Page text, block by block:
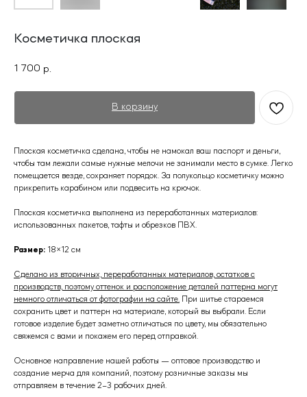
Косметичка плоская
1 700 р.
В корзину
Плоская косметичка сделана, чтобы не намокал ваш паспорт и деньги,
чтобы там лежали самые нужные мелочи не занимали место в сумке. Легко
помещается везде, сохраняет порядок. За полукольцо косметичку можно
прикрепить карабином или подвесить на крючок.
Плоская косметичка выполнена из переработанных материалов:
использованных пакетов, тафты и обрезков ПВХ.
Размер: 18×12 см
Сделано из вторичных, переработанных материалов, остатков с
производств, поэтому оттенок и расположение деталей паттерна могут
немного отличаться от фотографии на сайте. При шитье стараемся
сохранить цвет и паттерн на материале, который вы выбрали. Если
готовое изделие будет заметно отличаться по цвету, мы обязательно
свяжемся с вами и покажем его перед отправкой.
Основное направление нашей работы — оптовое производство и
создание мерча для компаний, поэтому розничные заказы мы
отправляем в течение 2–3 рабочих дней.